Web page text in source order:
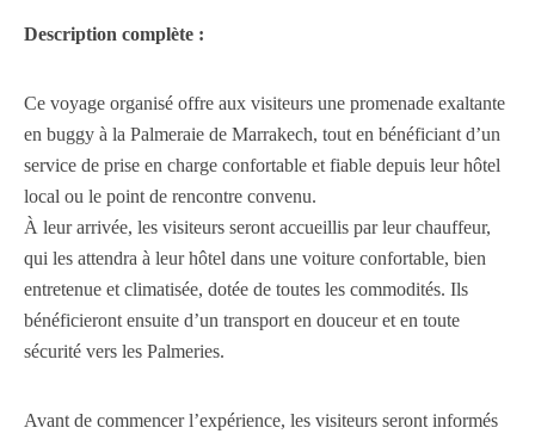
Description complète :
Ce voyage organisé offre aux visiteurs une promenade exaltante
en buggy à la Palmeraie de Marrakech, tout en bénéficiant d’un
service de prise en charge confortable et fiable depuis leur hôtel
local ou le point de rencontre convenu.
À leur arrivée, les visiteurs seront accueillis par leur chauffeur,
qui les attendra à leur hôtel dans une voiture confortable, bien
entretenue et climatisée, dotée de toutes les commodités. Ils
bénéficieront ensuite d’un transport en douceur et en toute
sécurité vers les Palmeries.
Avant de commencer l’expérience, les visiteurs seront informés